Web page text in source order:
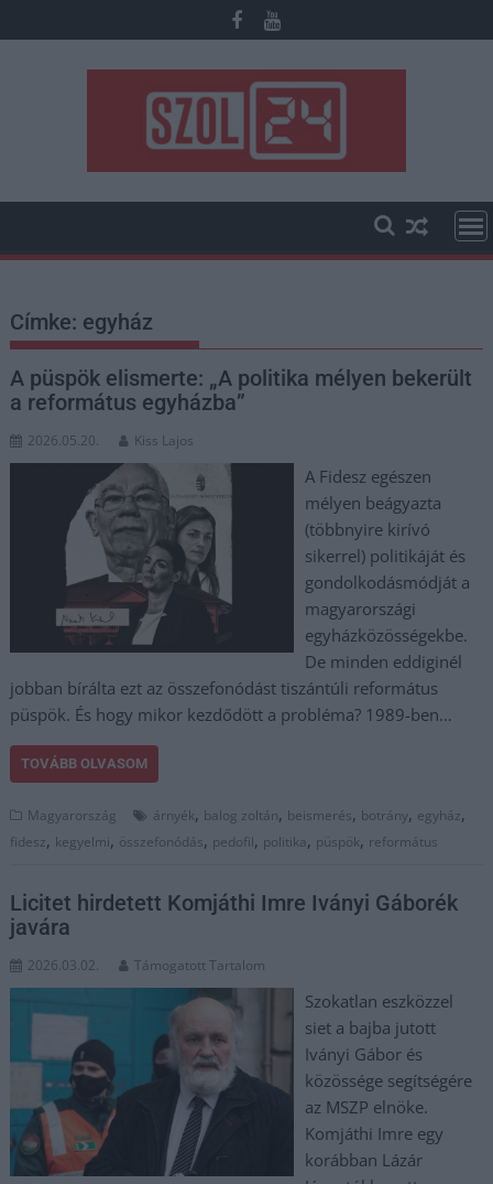
to
Címke: egyház
A püspök elismerte: „A politika mélyen bekerült
a református egyházba”
2026.05.20. Kiss Lajos
A Fidesz egészen
mélyen beágyazta
(többnyire kirívó
sikerrel) politikáját és
gondolkodásmódját a
magyarországi
egyházközösségekbe.
De minden eddiginél
jobban bírálta ezt az összefonódást tiszántúli református
püspök. És hogy mikor kezdődött a probléma? 1989-ben…
TOVÁBB OLVASOM
Magyarország árnyék, balog zoltán, beismerés, botrány, egyház,
fidesz, kegyelmi, összefonódás, pedofil, politika, püspök, református
Licitet hirdetett Komjáthi Imre Iványi Gáborék
javára
2026.03.02. Támogatott Tartalom
Szokatlan eszközzel
siet a bajba jutott
Iványi Gábor és
közössége segítségére
az MSZP elnöke.
Komjáthi Imre egy
korábban Lázár